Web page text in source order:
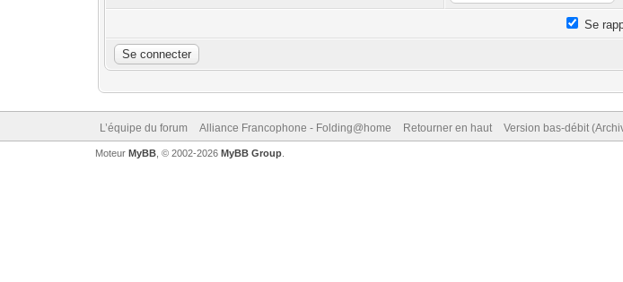
Se
L’équipe du forum Alliance Francophone - Folding@home Retourner en haut Version bas-débit
Moteur MyBB, © 2002-2026 MyBB Group.